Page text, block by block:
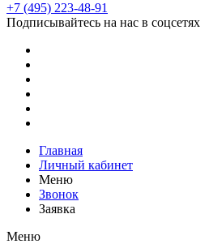
+7 (495) 223-48-91
Подписывайтесь на нас в соцсетях
Главная
Личный кабинет
Меню
Звонок
Заявка
Меню